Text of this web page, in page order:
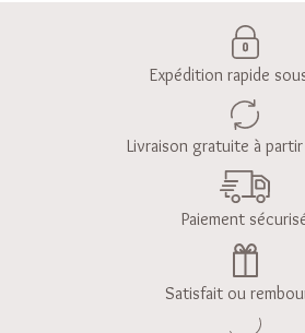
Expédition rapide
Livraison gratuite à
Paiement
Satisfait ou